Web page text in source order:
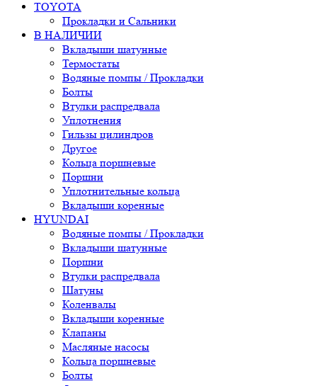
TOYOTA
Прокладки и Сальники
В НАЛИЧИИ
Вкладыши шатунные
Термостаты
Водяные помпы / Прокладки
Болты
Втулки распредвала
Уплотнения
Гильзы цилиндров
Другое
Кольца поршневые
Поршни
Уплотнительные кольца
Вкладыши коренные
HYUNDAI
Водяные помпы / Прокладки
Вкладыши шатунные
Поршни
Втулки распредвала
Шатуны
Коленвалы
Вкладыши коренные
Клапаны
Масляные насосы
Кольца поршневые
Болты